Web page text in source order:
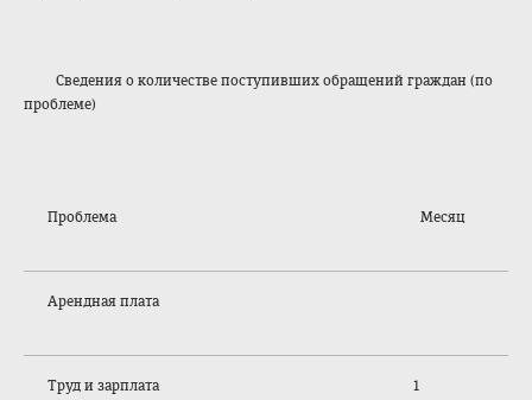
Сведения о количестве поступивших обращений граждан (по
проблеме)
Проблема Месяц
Арендная плата
Труд и зарплата 1